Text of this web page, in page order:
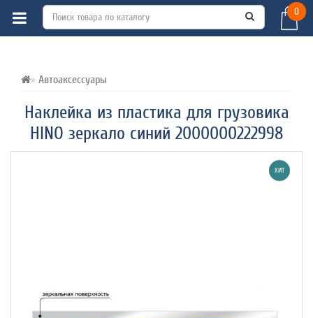
0
Автоаксессуары
Наклейка из пластика для грузовика
HINO зеркало синий 2000000222998
ВСЕ О ТОВАРЕ ХАРАКТЕРИСТИКИ
ХИТ